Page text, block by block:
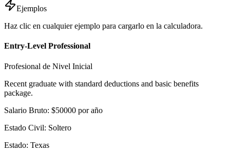
Ejemplos
Haz clic en cualquier ejemplo para cargarlo en la calculadora.
Entry-Level Professional
Profesional de Nivel Inicial
Recent graduate with standard deductions and basic benefits
package.
Salario Bruto: $50000 por año
Estado Civil: Soltero
Estado: Texas